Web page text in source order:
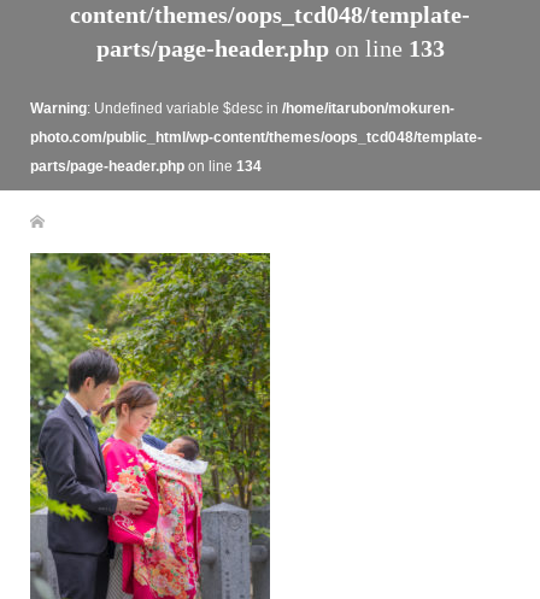
content/themes/oops_tcd048/template-
parts/page-header.phpon line 133
Warning: Undefined variable $desc in /home/itarubon/mokuren-
photo.com/public_html/wp-content/themes/oops_tcd048/template-
parts/page-header.phpon line 134